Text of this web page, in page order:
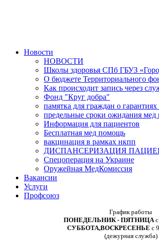
Новости
НОВОСТИ
Школы здоровья СПб ГБУЗ
О бюджете Территориального
Как происходит запись через
Фонд "Круг добра"
памятка для граждан о
предельные сроки ожидания
Информация для пациентов
Бесплатная мед помощь
вакцинация в рамках нкпп
ДИСПАНСЕРИЗАЦИЯ
Спецоперация на Украине
Оружейная МедКомиссия
Вакансии
Услуги
Профсоюз
График работы
ПОНЕДЕЛЬНИК - ПЯТНИЦА
СУББОТА,ВОСКРЕСЕНЬЕ с
(дежурная служба)